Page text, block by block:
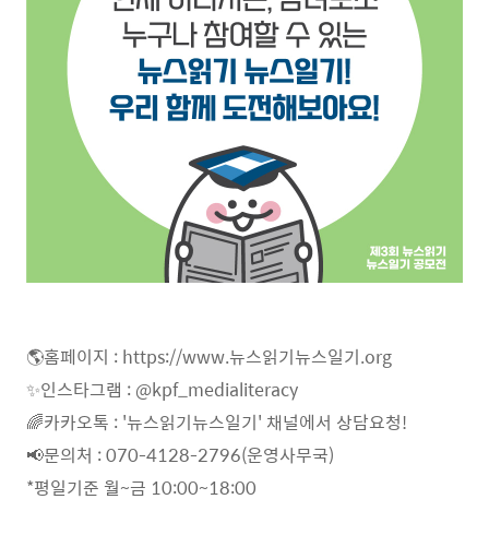
🌎홈페이지 : https://www.뉴스읽기뉴스일기.org
✨인스타그램 : @kpf_medialiteracy
🌈카카오톡 : '뉴스읽기뉴스일기' 채널에서 상담요청!
📢문의처 : 070-4128-2796(운영사무국)
*평일기준 월~금 10:00~18:00